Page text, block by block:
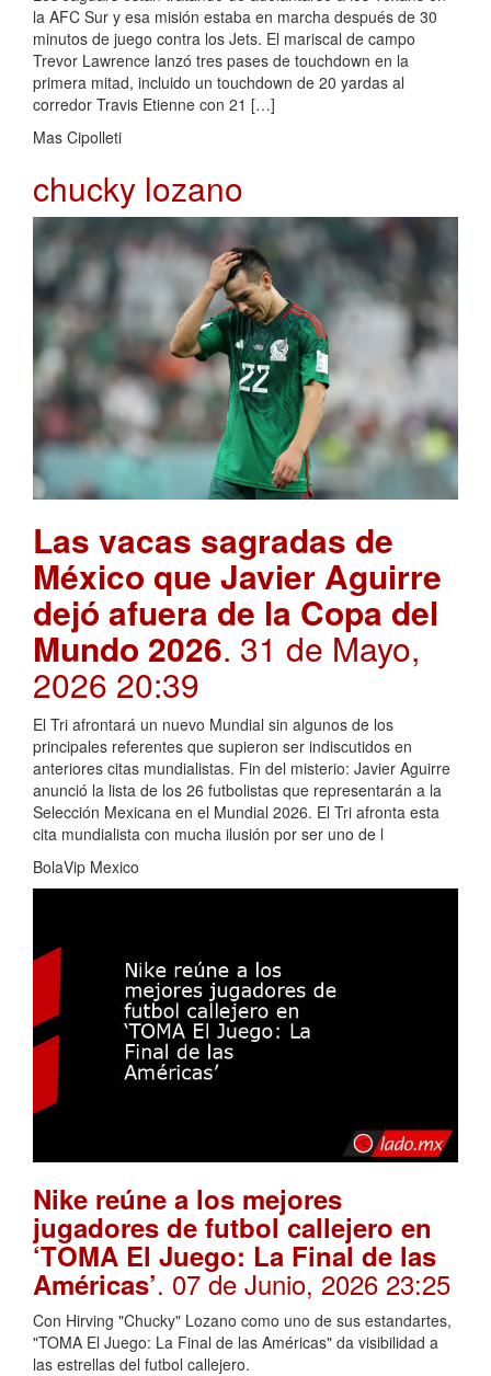
la AFC Sur y esa misión estaba en marcha después de 30
minutos de juego contra los Jets. El mariscal de campo
Trevor Lawrence lanzó tres pases de touchdown en la
primera mitad, incluido un touchdown de 20 yardas al
corredor Travis Etienne con 21 […]
Mas Cipolleti
chucky lozano
Las vacas sagradas de
México que Javier Aguirre
dejó afuera de la Copa del
Mundo 2026. 31 de Mayo,
2026 20:39
El Tri afrontará un nuevo Mundial sin algunos de los
principales referentes que supieron ser indiscutidos en
anteriores citas mundialistas. Fin del misterio: Javier Aguirre
anunció la lista de los 26 futbolistas que representarán a la
Selección Mexicana en el Mundial 2026. El Tri afronta esta
cita mundialista con mucha ilusión por ser uno de l
BolaVip Mexico
Nike reúne a los mejores
jugadores de futbol callejero en
‘TOMA El Juego: La Final de las
Américas’. 07 de Junio, 2026 23:25
Con Hirving "Chucky" Lozano como uno de sus estandartes,
"TOMA El Juego: La Final de las Américas" da visibilidad a
las estrellas del futbol callejero.